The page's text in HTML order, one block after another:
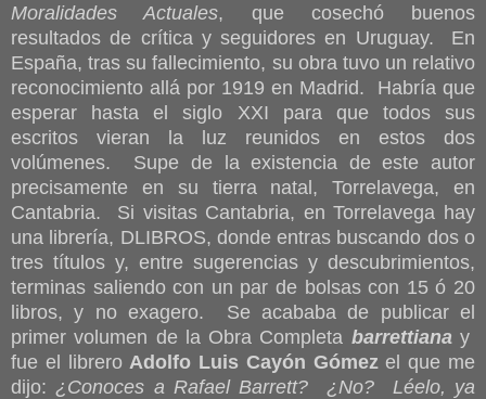
Moralidades Actuales, que cosechó buenos
resultados de crítica y seguidores en Uruguay. En
España, tras su fallecimiento, su obra tuvo un relativo
reconocimiento allá por 1919 en Madrid. Habría que
esperar hasta el siglo XXI para que todos sus
escritos vieran la luz reunidos en estos dos
volúmenes. Supe de la existencia de este autor
precisamente en su tierra natal, Torrelavega, en
Cantabria. Si visitas Cantabria, en Torrelavega hay
una librería, DLIBROS, donde entras buscando dos o
tres títulos y, entre sugerencias y descubrimientos,
terminas saliendo con un par de bolsas con 15 ó 20
libros, y no exagero. Se acababa de publicar el
primer volumen de la Obra Completa barrettianay
fue el librero Adolfo Luis Cayón Gómezel que me
dijo: ¿Conoces a Rafael Barrett? ¿No? Léelo, ya